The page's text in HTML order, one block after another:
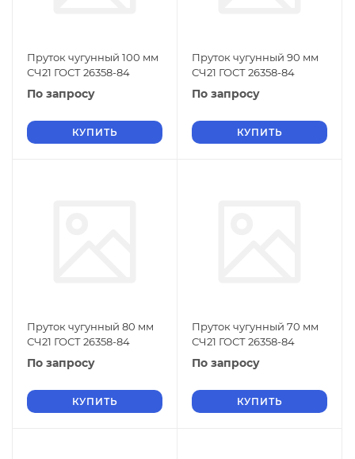
Пруток чугунный 100 мм
СЧ21 ГОСТ 26358-84
По запросу
КУПИТЬ
Пруток чугунный 90 мм
СЧ21 ГОСТ 26358-84
По запросу
КУПИТЬ
Пруток чугунный 80 мм
СЧ21 ГОСТ 26358-84
По запросу
КУПИТЬ
Пруток чугунный 70 мм
СЧ21 ГОСТ 26358-84
По запросу
КУПИТЬ